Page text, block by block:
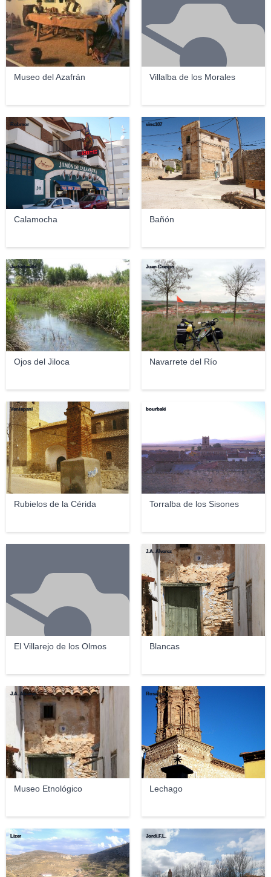
Museo del Azafrán Villalba de los Morales
Calamocha
Robmor
Bañón
vinc107
Ojos del Jiloca
Jezhotwells
Navarrete del Río
Juan Crespo
Rubielos de la Cérida
Ventepani
Torralba de los Sisones
bourbaki
El Villarejo de los Olmos Blancas
J.A. Alvarez
Museo Etnológico
J.A. Alvarez
Lechago
Rosaflor
Lizer Jordi.F.L.